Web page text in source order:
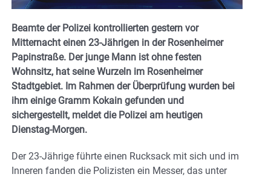
Beamte der Polizei kontrollierten gestern vor
Mitternacht einen 23-Jährigen in der Rosenheimer
Papinstraße. Der junge Mann ist ohne festen
Wohnsitz, hat seine Wurzeln im Rosenheimer
Stadtgebiet. Im Rahmen der Überprüfung wurden bei
ihm einige Gramm Kokain gefunden und
sichergestellt, meldet die Polizei am heutigen
Dienstag-Morgen.
Der 23-Jährige führte einen Rucksack mit sich und im
Inneren fanden die Polizisten ein Messer, das unter